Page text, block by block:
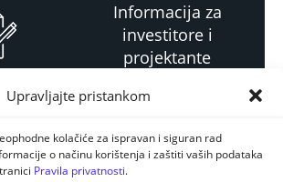
Upravljajte pristankom
kolačiće za ispravan i siguran rad
o načinu korištenja i zaštiti vaših podataka
Pravila privatnosti.
Informacija za
investitore i
projektante
Strateški i planski
dokument